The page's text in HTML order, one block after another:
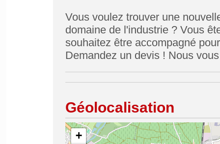
Vous voulez trouver une
domaine de l'industrie ? Vous
souhaitez être accompagné
Demandez un devis ! Nous
Géolocalisation
+